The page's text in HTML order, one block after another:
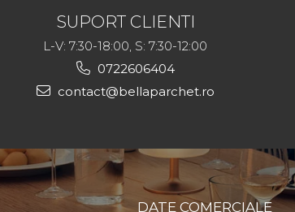
SUPORT CLIENTI
L-V: 7:30-18:00, S: 7:30-12:00
0722606404
contact@bellaparchet.ro
DATE COMERCIALE